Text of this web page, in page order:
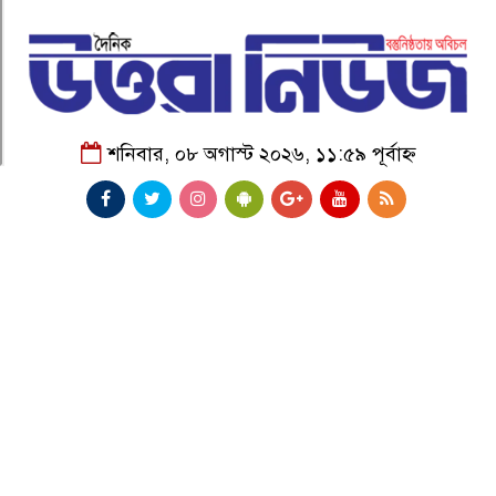
শনিবার, ০৮ অগাস্ট ২০২৬, ১১:৫৯ পূর্বাহ্ন